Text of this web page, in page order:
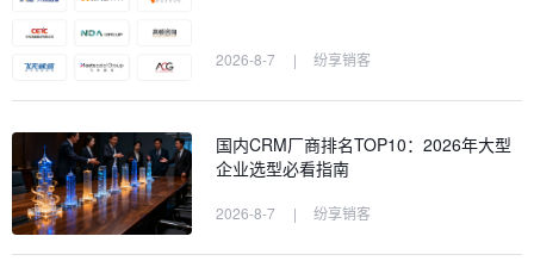
2026-8-7 | 纷享销客
国内CRM厂商排名TOP10：2026年大型
企业选型必看指南
2026-8-7 | 纷享销客